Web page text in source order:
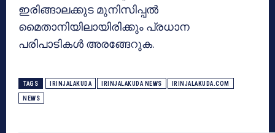
ഇരിങ്ങാലക്കുട മുനിസിപ്പൽ
മൈതാനിയിലായിരിക്കും പ്രധാന
പരിപാടികൾ അരങ്ങേറുക.
TAGS IRINJALAKUDA IRINJALAKUDA NEWS IRINJALAKUDA.COM
NEWS